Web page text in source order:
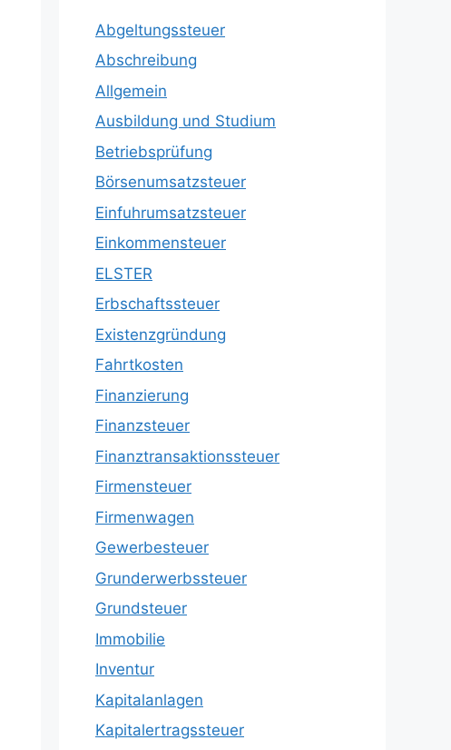
Abgeltungssteuer
Abschreibung
Allgemein
Ausbildung und Studium
Betriebsprüfung
Börsenumsatzsteuer
Einfuhrumsatzsteuer
Einkommensteuer
ELSTER
Erbschaftssteuer
Existenzgründung
Fahrtkosten
Finanzierung
Finanzsteuer
Finanztransaktionssteuer
Firmensteuer
Firmenwagen
Gewerbesteuer
Grunderwerbssteuer
Grundsteuer
Immobilie
Inventur
Kapitalanlagen
Kapitalertragssteuer